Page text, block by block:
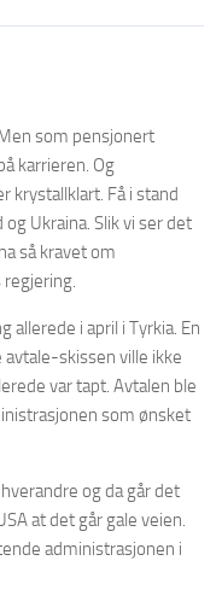
som pensjonert
karrieren. Og
krystallklart. Få i stand
Ukraina. Slik vi ser det
så kravet om
allerede i april i Tyrkia. En
avtale-skissen ville ikke
var tapt. Avtalen ble
som ønsket
og da går det
at det går gale veien.
administrasjonen i